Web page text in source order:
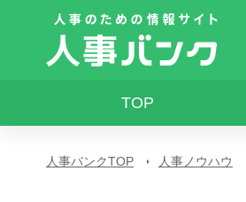
TOP
人事バンクTOP 人事ノウハウ